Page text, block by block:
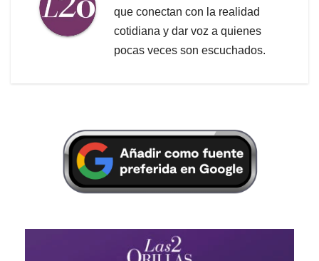
que conectan con la realidad
cotidiana y dar voz a quienes
pocas veces son escuchados.